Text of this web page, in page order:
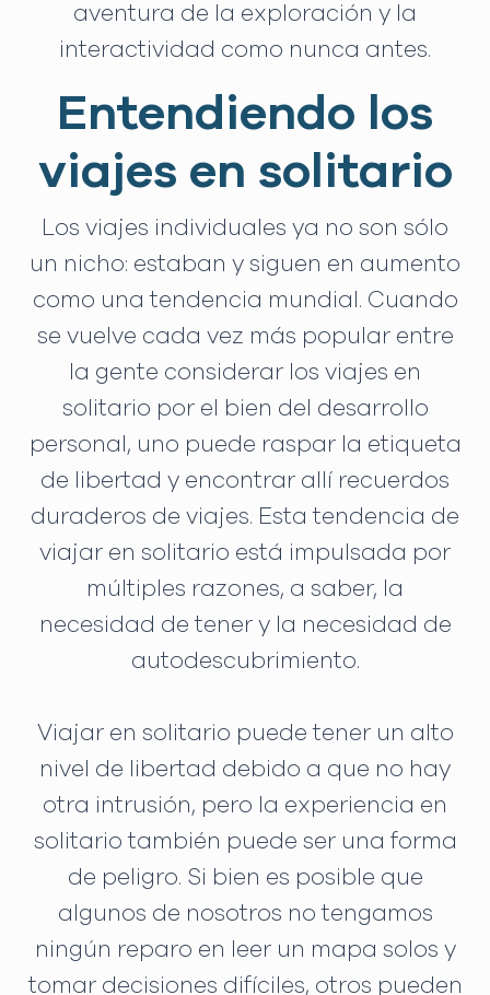
aventura de la exploración y la
interactividad como nunca antes.
Entendiendo los
viajes en solitario
Los viajes individuales ya no son sólo
un nicho: estaban y siguen en aumento
como una tendencia mundial. Cuando
se vuelve cada vez más popular entre
la gente considerar los viajes en
solitario por el bien del desarrollo
personal, uno puede raspar la etiqueta
de libertad y encontrar allí recuerdos
duraderos de viajes. Esta tendencia de
viajar en solitario está impulsada por
múltiples razones, a saber, la
necesidad de tener y la necesidad de
autodescubrimiento.
Viajar en solitario puede tener un alto
nivel de libertad debido a que no hay
otra intrusión, pero la experiencia en
solitario también puede ser una forma
de peligro. Si bien es posible que
algunos de nosotros no tengamos
ningún reparo en leer un mapa solos y
tomar decisiones difíciles, otros pueden